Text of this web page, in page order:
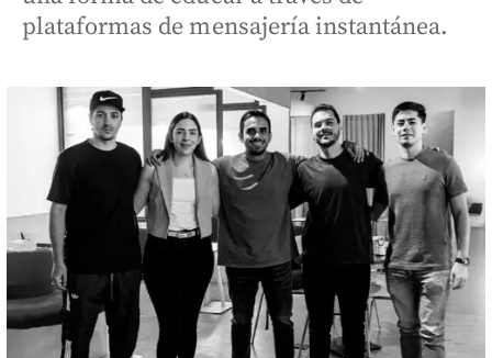
plataformas de mensajería instantánea.